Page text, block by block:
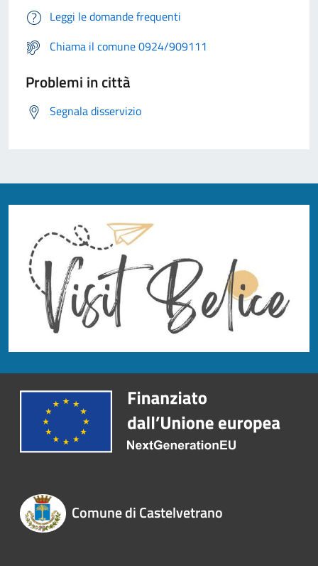
Leggi le domande frequenti
Chiama il comune 0924/909111
Problemi in città
Segnala disservizio
Comune di Castelvetrano